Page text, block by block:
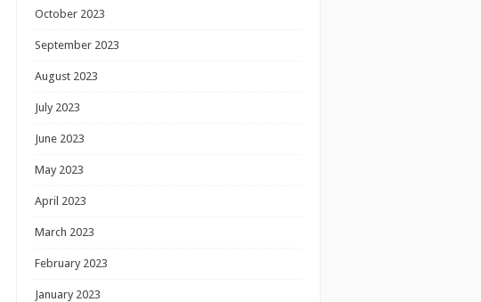
October 2023
September 2023
August 2023
July 2023
June 2023
May 2023
April 2023
March 2023
February 2023
January 2023